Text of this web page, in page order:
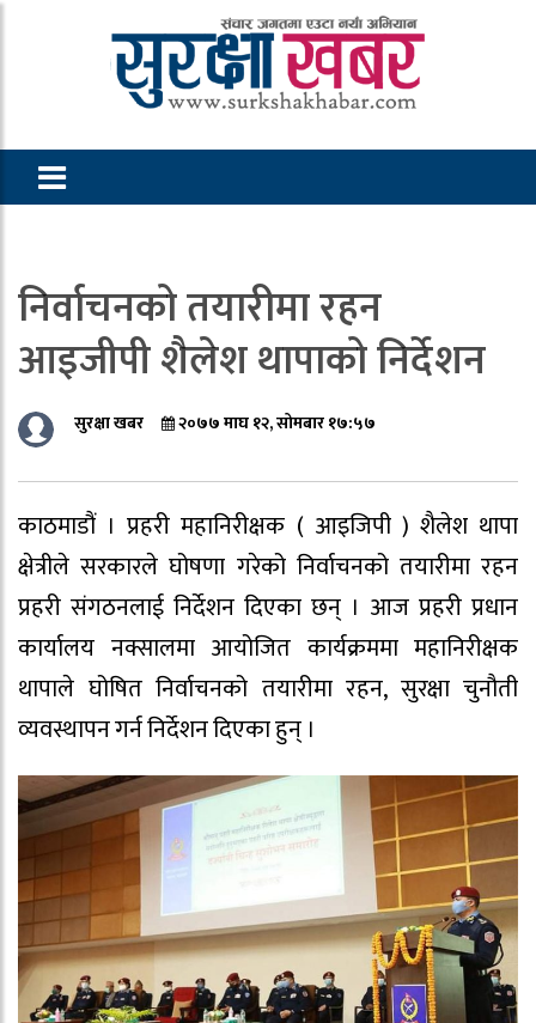
निर्वाचनको तयारीमा रहन
आइजीपी शैलेश थापाको निर्देशन
सुरक्षा खबर २०७७ माघ १२, सोमबार १७:५७
काठमाडौं । प्रहरी महानिरीक्षक ( आइजिपी ) शैलेश थापा
क्षेत्रीले सरकारले घोषणा गरेको निर्वाचनको तयारीमा रहन
प्रहरी संगठनलाई निर्देशन दिएका छन् । आज प्रहरी प्रधान
कार्यालय नक्सालमा आयोजित कार्यक्रममा महानिरीक्षक
थापाले घोषित निर्वाचनको तयारीमा रहन, सुरक्षा चुनौती
व्यवस्थापन गर्न निर्देशन दिएका हुन् ।